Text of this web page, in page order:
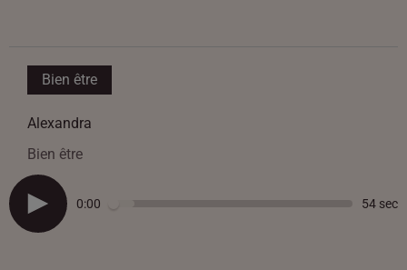
Bien être
Alexandra
Bien être
0:00 54 sec